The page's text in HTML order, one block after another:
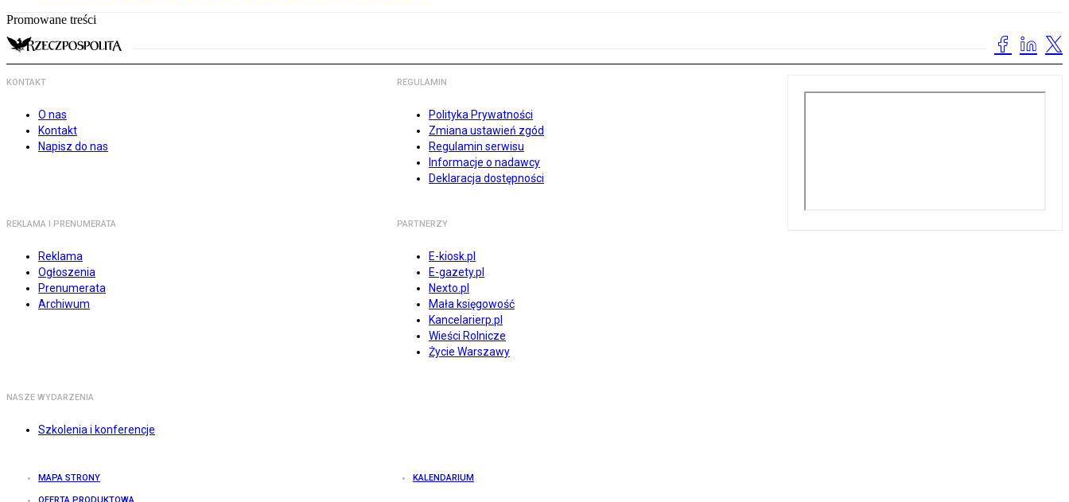
Promowane treści
KONTAKT
O nas
Kontakt
Napisz do nas
REGULAMIN
Polityka Prywatności
Zmiana ustawień zgód
Regulamin serwisu
Informacje o nadawcy
Deklaracja dostępności
REKLAMA I PRENUMERATA
Reklama
Ogłoszenia
Prenumerata
Archiwum
PARTNERZY
E-kiosk.pl
E-gazety.pl
Nexto.pl
Mała księgowość
Kancelarierp.pl
Wieści Rolnicze
Życie Warszawy
NASZE WYDARZENIA
Szkolenia i konferencje
MAPA STRONY KALENDARIUM